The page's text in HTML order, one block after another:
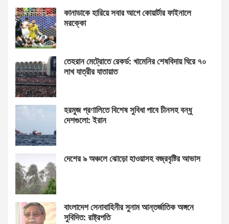
কানাডাকে হারিয়ে সবার আগে কোয়ার্টার ফাইনালে
মরক্কো
তেহরান মেট্রোতে রেকর্ড: খামেনির শেষবিদায় ঘিরে ৭০
লাখ যাত্রীর যাতায়াত
হরমুজ প্রণালিতে বিশেষ সুবিধা পাবে চীনসহ বন্ধু
দেশগুলো: ইরান
দেশের ৯ অঞ্চলে ঝোড়ো হাওয়াসহ বজ্রবৃষ্টির আভাস
বাংলাদেশ সেনাবাহিনীর সুনাম আন্তর্জাতিক অঙ্গনে
সুবিদিত: রাষ্ট্রপতি